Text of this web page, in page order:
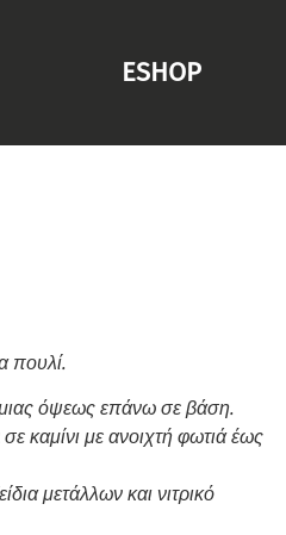
ESHOP
πουλί.
όψεως επάνω σε βάση.
καμίνι με ανοιχτή φωτιά έως
μετάλλων και νιτρικό